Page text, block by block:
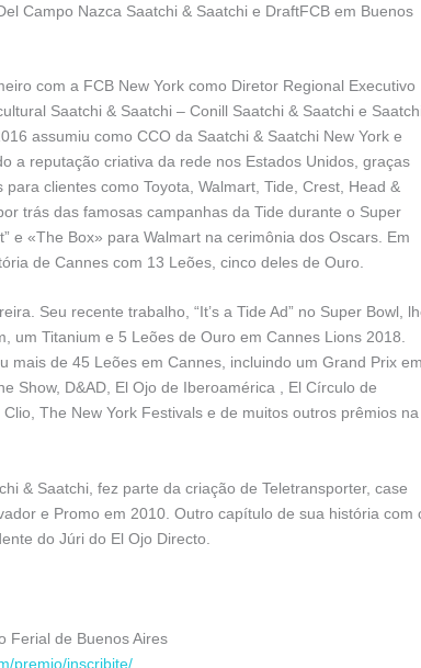
Campo Nazca Saatchi & Saatchi e DraftFCB em Buenos
com a FCB New York como Diretor Regional Executivo
Saatchi & Saatchi – Conill Saatchi & Saatchi e
assumiu como CCO da Saatchi & Saatchi New York e
a reputação criativa da rede nos Estados Unidos, graças
clientes como Toyota, Walmart, Tide, Crest, Head &
trás das famosas campanhas da Tide durante o Super
e «The Box» para Walmart na cerimônia dos Oscars. Em
de Cannes com 13 Leões, cinco deles de Ouro.
Seu recente trabalho, “It’s a Tide Ad” no Super Bowl,
um Titanium e 5 Leões de Ouro em Cannes Lions 2018.
mais de 45 Leões em Cannes, incluindo um Grand Prix
Show, D&AD, El Ojo de Iberoamérica , El Círculo de
The New York Festivals e de muitos outros prêmios na
& Saatchi, fez parte da criação de Teletransporter, case
e Promo em 2010. Outro capítulo de sua história com
do Júri do El Ojo Directo.
Ferial de Buenos Aires
premio/inscribite/